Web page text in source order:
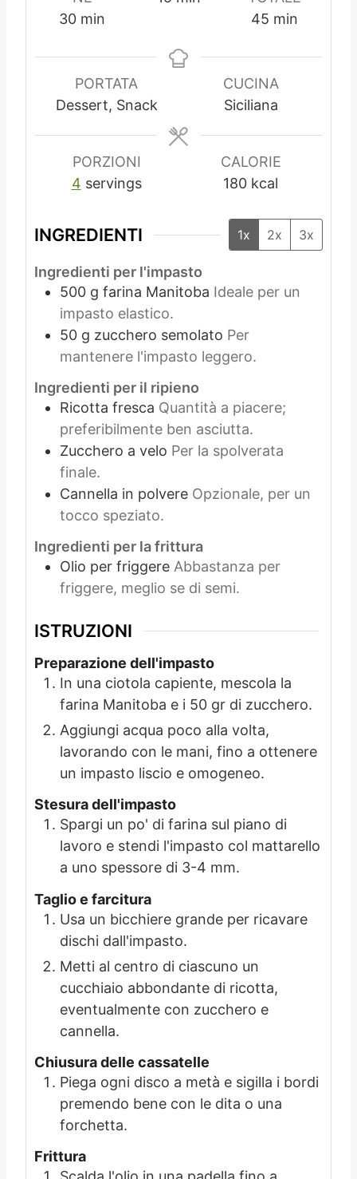
30m
n
u
t
min
u
45 m
n
u
t
min
PORTATA
Dessert, Snack
CUCINA
Siciliana
PORZIONI
4 servings
CALORIE
180 kcal
INGREDIENTI 1x 2x 3x
Ingredienti per l'impasto
500 g farina Manitoba Ideale per un
impasto elastico.
50 g zucchero semolato Per
mantenere l'impasto leggero.
Ingredienti per il ripieno
Ricotta fresca Quantità a piacere;
preferibilmente ben asciutta.
Zucchero a velo Per la spolverata
finale.
Cannella in polvere Opzionale, per un
tocco speziato.
Ingredienti per la frittura
Olio per friggere Abbastanza per
friggere, meglio se di semi.
ISTRUZIONI
Preparazione dell'impasto
In una ciotola capiente, mescola la
farina Manitoba e i 50 gr di zucchero.
Aggiungi acqua poco alla volta,
lavorando con le mani, fino a ottenere
un impasto liscio e omogeneo.
Stesura dell'impasto
Spargi un po' di farina sul piano di
lavoro e stendi l'impasto col mattarello
a uno spessore di 3-4 mm.
Taglio e farcitura
Usa un bicchiere grande per ricavare
dischi dall'impasto.
Metti al centro di ciascuno un
cucchiaio abbondante di ricotta,
eventualmente con zucchero e
cannella.
Chiusura delle cassatelle
Piega ogni disco a metà e sigilla i bordi
premendo bene con le dita o una
forchetta.
Frittura